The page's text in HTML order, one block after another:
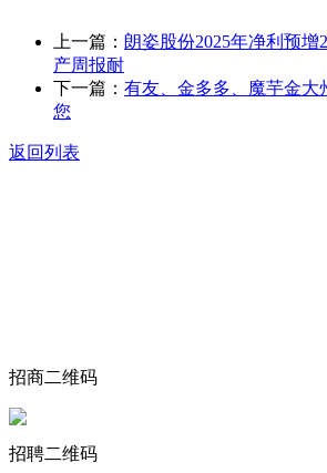
上一篇： 朗姿股份2025年净利预增
产周报耐
下一篇： 有友、金多多、魔芋金大
您
返回列表
招商二维码
招聘二维码